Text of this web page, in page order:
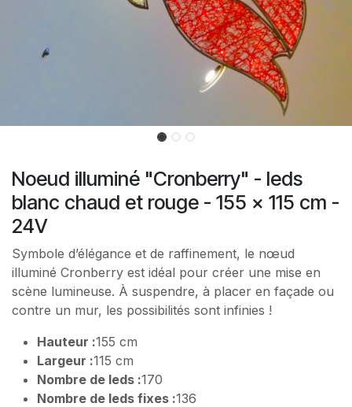
Noeud illuminé "Cronberry" - leds
blanc chaud et rouge - 155 x 115 cm -
24V
Symbole d’élégance et de raffinement, le nœud
illuminé Cronberry est idéal pour créer une mise en
scène lumineuse. À suspendre, à placer en façade ou
contre un mur, les possibilités sont infinies !
Hauteur :155 cm
Largeur :115 cm
Nombre de leds :170
Nombre de leds fixes :136